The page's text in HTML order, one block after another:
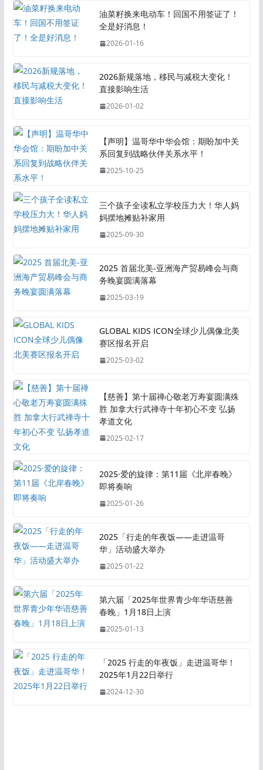
油菜籽换来电动车！回国不用签证了！
全是好消息！
2026-01-16
2026新规落地，移民与减税大变化！
直接影响生活
2026-01-02
【声明】温哥华中华会馆：期盼加中关
系回复到战略伙伴关系水平！
2025-10-25
三个孩子全读私立学校压力大！华人妈
妈摆地摊贴补家用
2025-09-30
2025 首届北美-亚洲海产贸易峰会与商
务晚宴圆满落幕
2025-03-19
GLOBAL KIDS ICON全球少儿偶像北美
赛区报名开启
2025-03-02
【慈善】第十届禅心敬老万寿宴圆满殊
胜 加拿大行武禅寺十年初心不变 弘扬
孝道文化
2025-02-17
2025·爱的旋律：第11届《北岸春晚》
即将奏响
2025-01-26
2025「行走的年夜饭——走进温哥
华」活动盛大举办
2025-01-22
第六届「2025年世界青少年华语慈善
春晚」1月18日上演
2025-01-13
「2025 行走的年夜饭」走进温哥华！
2025年1月22日举行
2024-12-30